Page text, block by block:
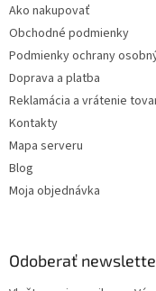
Ako nakupovať
Obchodné podmienky
Podmienky ochrany
Doprava a platba
Reklamácia a vrátenie
Kontakty
Mapa serveru
Blog
Moja objednávka
Odoberať